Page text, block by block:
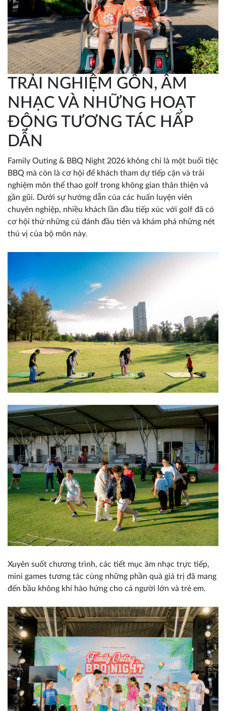
TRẢI NGHIỆM GÔN, ÂM
NHẠC VÀ NHỮNG HOẠT
ĐỘNG TƯƠNG TÁC HẤP
DẪN
Family Outing & BBQ Night 2026 không chỉ là một buổi tiệc
BBQ mà còn là cơ hội để khách tham dự tiếp cận và trải
nghiệm môn thể thao golf trong không gian thân thiện và
gần gũi. Dưới sự hướng dẫn của các huấn luyện viên
chuyên nghiệp, nhiều khách lần đầu tiếp xúc với golf đã có
cơ hội thử những cú đánh đầu tiên và khám phá những nét
thú vị của bộ môn này.
Xuyên suốt chương trình, các tiết mục âm nhạc trực tiếp,
mini games tương tác cùng những phần quà giá trị đã mang
đến bầu không khí hào hứng cho cả người lớn và trẻ em.